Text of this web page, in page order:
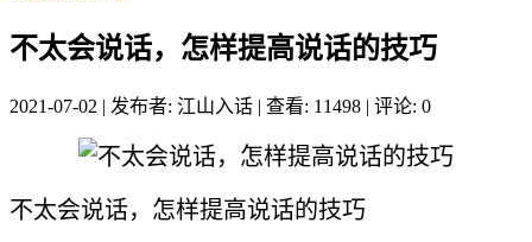
不太会说话，怎样提高说话的技巧
2021-07-02 | 发布者: 江山入话 | 查看: 11498 | 评论: 0
不太会说话，怎样提高说话的技巧